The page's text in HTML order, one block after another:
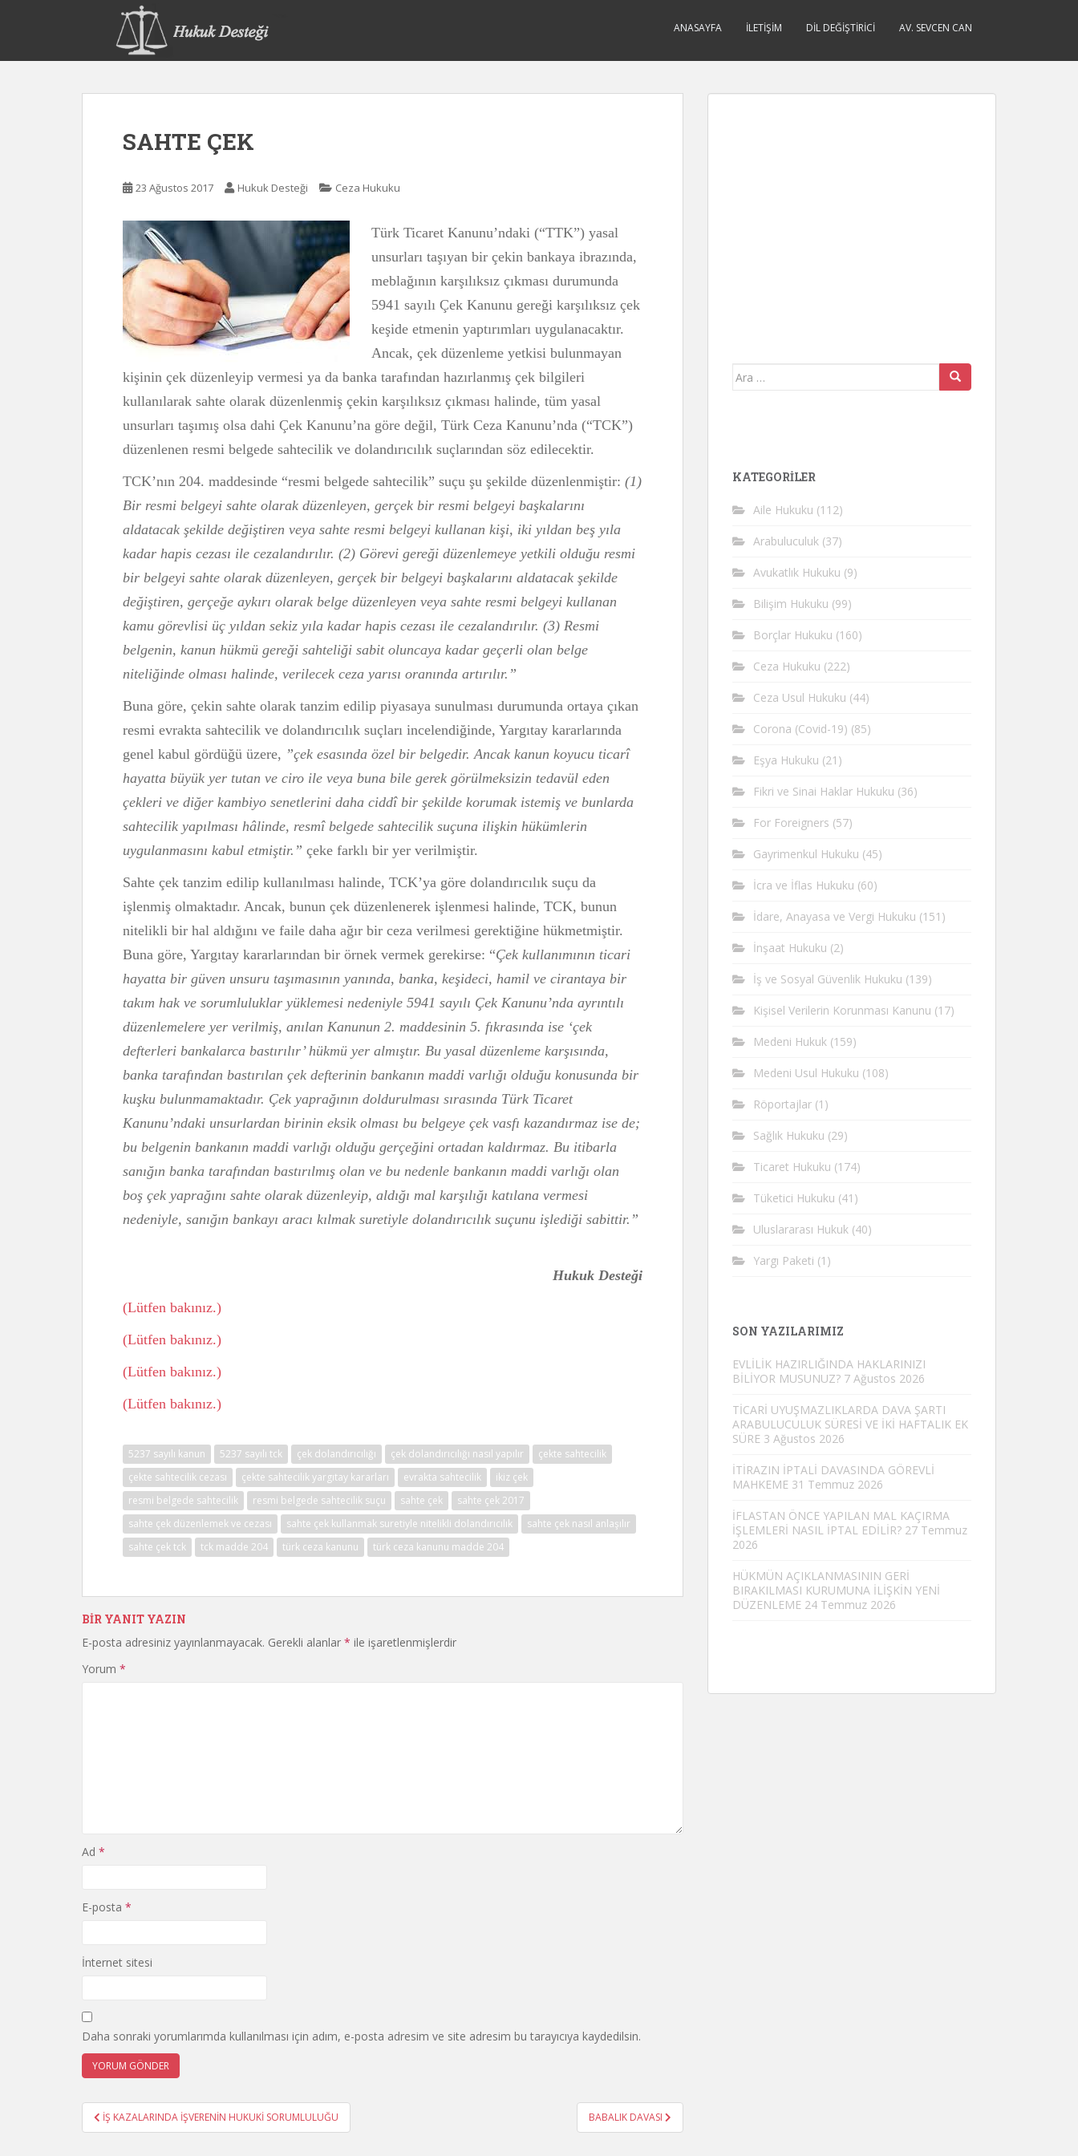
p
ANASAYFA İLETIŞIM DIL DEĞIŞTIRICI AV. SEVCEN CAN
SAHTE ÇEK
23 Ağustos 2017 Hukuk Desteği Ceza Hukuku
Türk Ticaret Kanunu’ndaki (“TTK”) yasal
unsurları taşıyan bir çekin bankaya ibrazında,
meblağının karşılıksız çıkması durumunda
5941 sayılı Çek Kanunu gereği karşılıksız çek
keşide etmenin yaptırımları uygulanacaktır.
Ancak, çek düzenleme yetkisi bulunmayan
kişinin çek düzenleyip vermesi ya da banka tarafından hazırlanmış çek bilgileri
kullanılarak sahte olarak düzenlenmiş çekin karşılıksız çıkması halinde, tüm yasal
unsurları taşımış olsa dahi Çek Kanunu’na göre değil, Türk Ceza Kanunu’nda (“TCK”)
düzenlenen resmi belgede sahtecilik ve dolandırıcılık suçlarından söz edilecektir.
TCK’nın 204. maddesinde “resmi belgede sahtecilik” suçu şu şekilde düzenlenmiştir: (1)
Bir resmi belgeyi sahte olarak düzenleyen, gerçek bir resmi belgeyi başkalarını
aldatacak şekilde değiştiren veya sahte resmi belgeyi kullanan kişi, iki yıldan beş yıla
kadar hapis cezası ile cezalandırılır. (2) Görevi gereği düzenlemeye yetkili olduğu resmi
bir belgeyi sahte olarak düzenleyen, gerçek bir belgeyi başkalarını aldatacak şekilde
değiştiren, gerçeğe aykırı olarak belge düzenleyen veya sahte resmi belgeyi kullanan
kamu görevlisi üç yıldan sekiz yıla kadar hapis cezası ile cezalandırılır. (3) Resmi
belgenin, kanun hükmü gereği sahteliği sabit oluncaya kadar geçerli olan belge
niteliğinde olması halinde, verilecek ceza yarısı oranında artırılır.”
Buna göre, çekin sahte olarak tanzim edilip piyasaya sunulması durumunda ortaya çıkan
resmi evrakta sahtecilik ve dolandırıcılık suçları incelendiğinde, Yargıtay kararlarında
genel kabul gördüğü üzere, ”çek esasında özel bir belgedir. Ancak kanun koyucu ticarî
hayatta büyük yer tutan ve ciro ile veya buna bile gerek görülmeksizin tedavül eden
çekleri ve diğer kambiyo senetlerini daha ciddî bir şekilde korumak istemiş ve bunlarda
sahtecilik yapılması hâlinde, resmî belgede sahtecilik suçuna ilişkin hükümlerin
uygulanmasını kabul etmiştir.” çeke farklı bir yer verilmiştir.
Sahte çek tanzim edilip kullanılması halinde, TCK’ya göre dolandırıcılık suçu da
işlenmiş olmaktadır. Ancak, bunun çek düzenlenerek işlenmesi halinde, TCK, bunun
nitelikli bir hal aldığını ve faile daha ağır bir ceza verilmesi gerektiğine hükmetmiştir.
Buna göre, Yargıtay kararlarından bir örnek vermek gerekirse: “Çek kullanımının ticari
hayatta bir güven unsuru taşımasının yanında, banka, keşideci, hamil ve cirantaya bir
takım hak ve sorumluluklar yüklemesi nedeniyle 5941 sayılı Çek Kanunu’nda ayrıntılı
düzenlemelere yer verilmiş, anılan Kanunun 2. maddesinin 5. fıkrasında ise ‘çek
defterleri bankalarca bastırılır’ hükmü yer almıştır. Bu yasal düzenleme karşısında,
banka tarafından bastırılan çek defterinin bankanın maddi varlığı olduğu konusunda bir
kuşku bulunmamaktadır. Çek yaprağının doldurulması sırasında Türk Ticaret
Kanunu’ndaki unsurlardan birinin eksik olması bu belgeye çek vasfı kazandırmaz ise de;
bu belgenin bankanın maddi varlığı olduğu gerçeğini ortadan kaldırmaz. Bu itibarla
sanığın banka tarafından bastırılmış olan ve bu nedenle bankanın maddi varlığı olan
boş çek yaprağını sahte olarak düzenleyip, aldığı mal karşılığı katılana vermesi
nedeniyle, sanığın bankayı aracı kılmak suretiyle dolandırıcılık suçunu işlediği sabittir.”
Hukuk Desteği
(Lütfen bakınız.)
(Lütfen bakınız.)
(Lütfen bakınız.)
(Lütfen bakınız.)
5237 sayılı kanun 5237 sayılı tck çek dolandırıcılığı çek dolandırıcılığı nasıl yapılır
çekte sahtecilik
çekte sahtecilik cezası
çekte sahtecilik yargıtay kararları evrakta sahtecilik
ikiz çek
resmi belgede sahtecilik
resmi belgede sahtecilik suçu sahte çek
sahte çek 2017
sahte çek düzenlemek ve cezası
sahte çek kullanmak suretiyle nitelikli dolandırıcılık
sahte çek nasıl anlaşılır
sahte çek tck
tck madde 204 türk ceza kanunu türk ceza kanunu madde 204
BIR YANIT YAZIN
E-posta adresiniz yayınlanmayacak. Gerekli alanlar * ile işaretlenmişlerdir
Yorum *
Ad *
E-posta *
İnternet sitesi
Daha sonraki yorumlarımda kullanılması için adım, e-posta adresim ve site adresim bu tarayıcıya kaydedilsin.
Yazı
gezinmesi
İŞ KAZALARINDA İŞVERENİN HUKUKİ SORUMLULUĞU BABALIK DAVASI
Arama
KATEGORİLER
Aile Hukuku (112)
Arabuluculuk (37)
Avukatlık Hukuku (9)
Bilişim Hukuku (99)
Borçlar Hukuku (160)
Ceza Hukuku (222)
Ceza Usul Hukuku (44)
Corona (Covid-19) (85)
Eşya Hukuku (21)
Fikri ve Sinai Haklar Hukuku (36)
For Foreigners (57)
Gayrimenkul Hukuku (45)
İcra ve İflas Hukuku (60)
İdare, Anayasa ve Vergi Hukuku (151)
İnşaat Hukuku (2)
İş ve Sosyal Güvenlik Hukuku (139)
Kişisel Verilerin Korunması Kanunu (17)
Medeni Hukuk (159)
Medeni Usul Hukuku (108)
Röportajlar (1)
Sağlık Hukuku (29)
Ticaret Hukuku (174)
Tüketici Hukuku (41)
Uluslararası Hukuk (40)
Yargı Paketi (1)
SON YAZILARIMIZ
EVLİLİK HAZIRLIĞINDA HAKLARINIZI
BİLİYOR MUSUNUZ? 7 Ağustos 2026
TİCARİ UYUŞMAZLIKLARDA DAVA ŞARTI
ARABULUCULUK SÜRESİ VE İKİ HAFTALIK EK
SÜRE 3 Ağustos 2026
İTİRAZIN İPTALİ DAVASINDA GÖREVLİ
MAHKEME 31 Temmuz 2026
İFLASTAN ÖNCE YAPILAN MAL KAÇIRMA
İŞLEMLERİ NASIL İPTAL EDİLİR? 27 Temmuz
2026
HÜKMÜN AÇIKLANMASININ GERİ
BIRAKILMASI KURUMUNA İLİŞKİN YENİ
DÜZENLEME 24 Temmuz 2026